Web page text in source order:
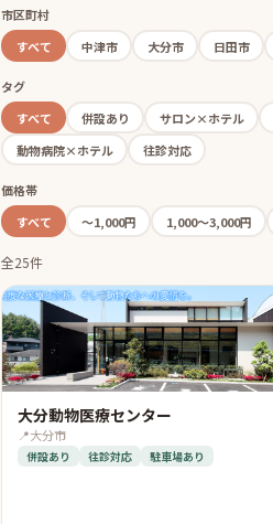
市区町村
すべて
中津市 大分市 日田市
タグ
すべて
併設あり サロン×ホテル
動物病院×ホテル
往診対応
価格帯
すべて
〜1,000円 1,000〜3,000円
全25件
大分動物医療センター
📍大分市
併設あり 往診対応 駐車場あり